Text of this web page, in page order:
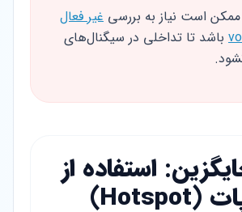
ممکن است نیاز به بررسی غیر فعال
باشد تا تداخلی در سیگنال‌های
استفاده از
هات‌سپات (Hotspot)